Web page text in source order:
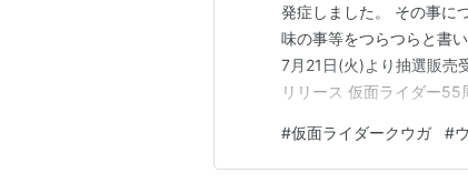
キャスト
五代雄介…オダギリジョー
一条薫…葛山信吾
沢渡桜子…村田和美
発症しました。 その事に
味の事等をつらつらと書
7月21日(火)より抽選販売
リリース 仮面ライダー55
ルモルト２本 1971年の放
ー。新たな時代・21世紀
#仮面ライダークウガ #